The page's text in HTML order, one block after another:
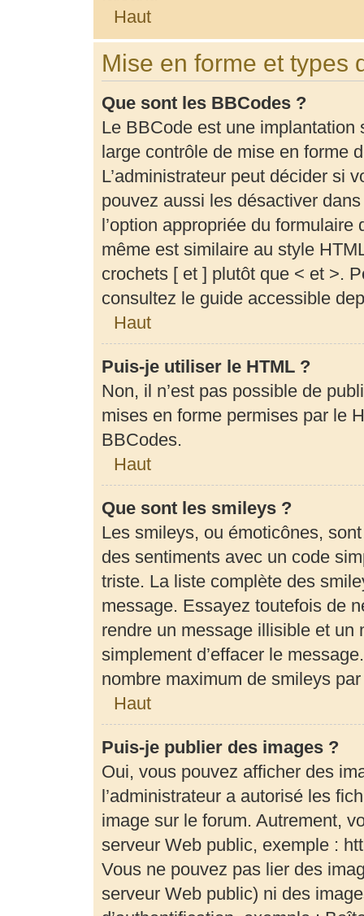
Haut
Mise en forme et types
Que sont les BBCodes ?
Le BBCode est une
large contrôle de mise en forme
L’administrateur peut décider si
pouvez aussi les désactiver
l’option appropriée du
même est similaire au style
crochets [ et ] plutôt que < et >.
consultez le guide accessible
Haut
Puis-je utiliser le HTML ?
Non, il n’est pas possible de
mises en forme permises par le
BBCodes.
Haut
Que sont les smileys ?
Les smileys, ou émoticônes,
des sentiments avec un code
triste. La liste complète des
message. Essayez toutefois de
rendre un message illisible et un
simplement d’effacer le
nombre maximum de smileys
Haut
Puis-je publier des images ?
Oui, vous pouvez afficher des
l’administrateur a autorisé les
image sur le forum. Autrement,
serveur Web public, exemple :
Vous ne pouvez pas lier des
serveur Web public) ni des